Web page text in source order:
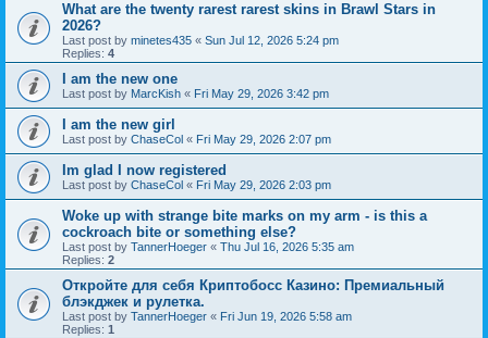
What are the twenty rarest rarest skins in Brawl Stars in
2026?
Last post by minetes435 « Sun Jul 12, 2026 5:24 pm
Replies: 4
I am the new one
Last post by MarcKish « Fri May 29, 2026 3:42 pm
I am the new girl
Last post by ChaseCol « Fri May 29, 2026 2:07 pm
Im glad I now registered
Last post by ChaseCol « Fri May 29, 2026 2:03 pm
Woke up with strange bite marks on my arm - is this a
cockroach bite or something else?
Last post by TannerHoeger « Thu Jul 16, 2026 5:35 am
Replies: 2
Откройте для себя Криптобосс Казино: Премиальный
блэкджек и рулетка.
Last post by TannerHoeger « Fri Jun 19, 2026 5:58 am
Replies: 1